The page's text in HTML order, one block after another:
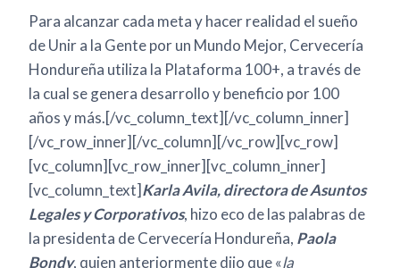
Para alcanzar cada meta y hacer realidad el sueño
de Unir a la Gente por un Mundo Mejor, Cervecería
Hondureña utiliza la Plataforma 100+, a través de
la cual se genera desarrollo y beneficio por 100
años y más.[/vc_column_text][/vc_column_inner]
[/vc_row_inner][/vc_column][/vc_row][vc_row]
[vc_column][vc_row_inner][vc_column_inner]
[vc_column_text]Karla Avila, directora de Asuntos
Legales y Corporativos, hizo eco de las palabras de
la presidenta de Cervecería Hondureña, Paola
Bondy, quien anteriormente dijo que «la